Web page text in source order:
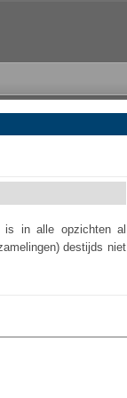
is in alle opzichten al
destijds niet